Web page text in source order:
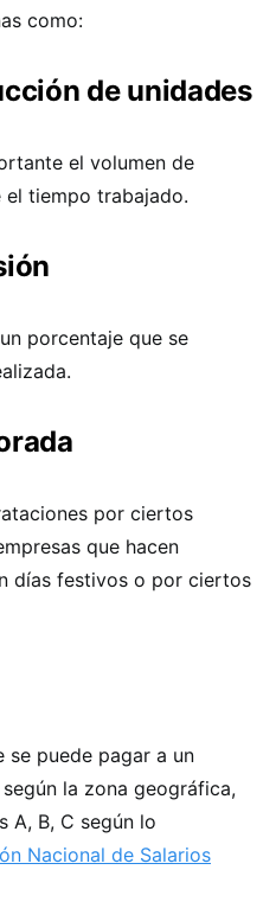
como:
de unidades
el volumen de
tiempo trabajado.
porcentaje que se
por ciertos
que hacen
días festivos o por ciertos
se puede pagar a un
la zona geográfica,
A, B, C según lo
Nacional de Salarios